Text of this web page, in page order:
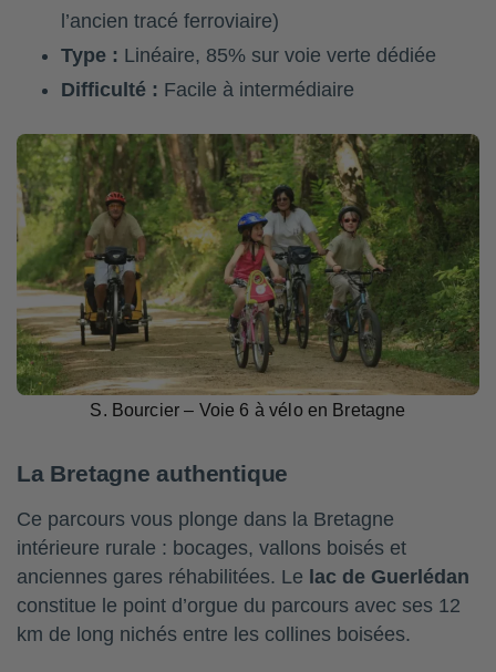
l’ancien tracé ferroviaire)
Type : Linéaire, 85% sur voie verte dédiée
Difficulté : Facile à intermédiaire
S. Bourcier – Voie 6 à vélo en Bretagne
La Bretagne authentique
Ce parcours vous plonge dans la Bretagne
intérieure rurale : bocages, vallons boisés et
anciennes gares réhabilitées. Le lac de Guerlédan
constitue le point d’orgue du parcours avec ses 12
km de long nichés entre les collines boisées.